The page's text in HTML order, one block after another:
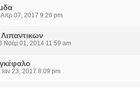
07, 2017 9:26 pm
Νοέμ 01, 2014 11:59 am
Ιαν 23, 2017 8:09 pm